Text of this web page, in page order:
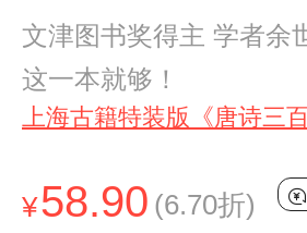
文津图书奖得主 学者余
这一本就够！
上海古籍特装版《唐诗三
¥58.90 (6.70折)